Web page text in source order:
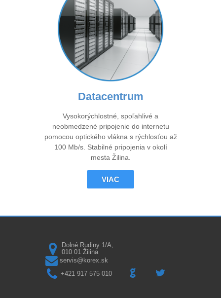
Datacentrum
Vysokorýchlostné, spoľahlivé a
neobmedzené pripojenie do internetu
pomocou optického vlákna s rýchlosťou až
100 Mb/s. Stabilné pripojenia v okolí
mesta Žilina.
VIAC
Dolné Rudiny 1/A,
010 01 Žilina
servis@korex.sk
+421 917 575 010
G L